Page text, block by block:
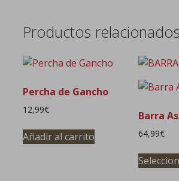
Productos relacionados
Percha de Gancho
12,99€
Añadir al carrito
Barra
64,99€